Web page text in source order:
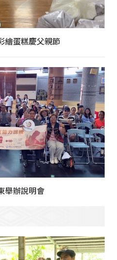
繪蛋糕慶父親節
舉辦說明會